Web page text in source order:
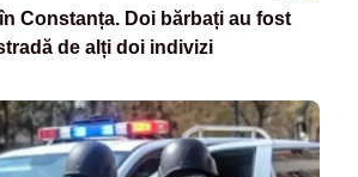
Constanța. Doi bărbați au fost
de alți doi indivizi